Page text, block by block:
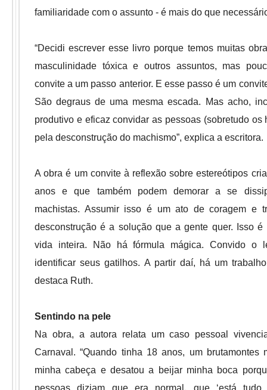
familiaridade com o assunto - é mais do que
“Decidi escrever esse livro porque temos muitas
masculinidade tóxica e outros assuntos, mas
convite a um passo anterior. E esse passo é um
São degraus de uma mesma escada. Mas acho,
produtivo e eficaz convidar as pessoas (sobretudo os
pela desconstrução do machismo”, explica a escritora.
A obra é um convite à reflexão sobre estereótipos
anos e que também podem demorar a se
machistas. Assumir isso é um ato de coragem e
desconstrução é a solução que a gente quer. Isso é
vida inteira. Não há fórmula mágica. Convido o
identificar seus gatilhos. A partir daí, há um
destaca Ruth.
Sentindo na pele
Na obra, a autora relata um caso pessoal
Carnaval. “Quando tinha 18 anos, um brutamontes
minha cabeça e desatou a beijar minha boca
pessoas diziam que era normal, que ‘está tudo